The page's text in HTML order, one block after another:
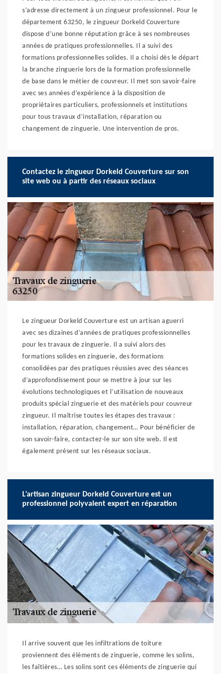
s’adresse directement à un zingueur professionnel. Pour le
département 63250, le zingueur Dorkeld Couverture
dispose d’une bonne réputation grâce à ses nombreuses
années de pratiques professionnelles. Il a suivi des
formations professionnelles solides. Il a choisi dès le départ
la branche zinguerie lors de la formation professionnelle
de base dans le métier de couvreur. Il met son savoir-faire
avec ses années d’expérience à la disposition de
propriétaires particuliers, professionnels et institutions
pour tous travaux d’installation, réparation ou
changement de zinguerie. Une intervention de pros.
Contactez le zingueur Dorkeld Couverture sur son
site web ou à partir des réseaux sociaux
Le zingueur Dorkeld Couverture est un artisan aguerri
avec ses dizaines d’années de pratiques professionnelles
pour les travaux de zinguerie. Il a suivi alors des
formations solides en zinguerie, des formations
consolidées par des pratiques réussies avec des séances
d’approfondissement pour se mettre à jour sur les
évolutions technologiques et l’utilisation de nouveaux
produits spécial zinguerie et des matériels pour couvreur
zingueur. Il maîtrise toutes les étapes des travaux :
installation, réparation, changement… Pour bénéficier de
son savoir-faire, contactez-le sur son site web. Il est
également présent sur les réseaux sociaux.
L’artisan zingueur Dorkeld Couverture est un
professionnel polyvalent expert en réparation
Il arrive souvent que les infiltrations de toiture
proviennent des éléments de zinguerie, comme les solins,
les faîtières… Les solins sont ces éléments de zinguerie qui